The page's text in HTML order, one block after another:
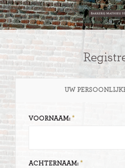
UW
VOORNAAM:
ACHTERNAAM: